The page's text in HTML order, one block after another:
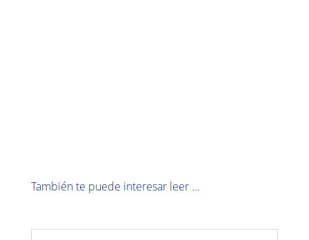
También te puede interesar leer ...